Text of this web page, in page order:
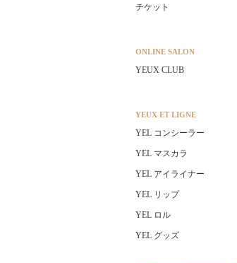
チケット
ONLINE SALON
YEUX CLUB
YEUX ET LIGNE
YEL コンシーラー
YEL マスカラ
YEL アイライナー
YEL リップ
YEL ロル
YEL グッズ